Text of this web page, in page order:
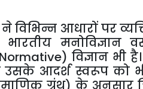
ने विभिन्न आधारों पर
भारतीय मनोविज्ञान
विज्ञान भी है।
उसके आदर्श स्वरूप को
ग्रंथ) के अनुसार